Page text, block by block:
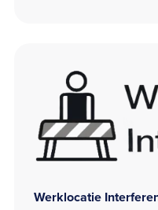
Werklocatie